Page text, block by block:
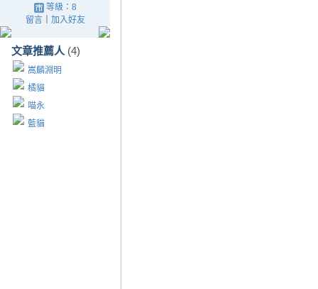
等級：8
留言｜ 加入好友
文章推薦人 (4)
嵩麟淵明
橘貓
喵永
藍貓